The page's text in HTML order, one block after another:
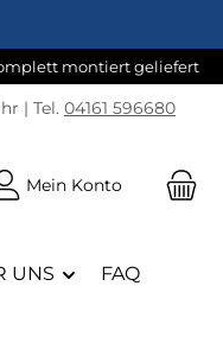
montiert geliefert
| Tel. 04161 596680
0 Produkte auf dem
Mein Konto
UNS FAQ